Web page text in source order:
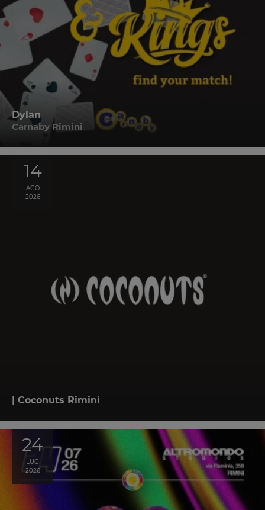
Dylan
Carnaby Rimini
14
AGO
2026
| Coconuts Rimini
24
LUG
2026